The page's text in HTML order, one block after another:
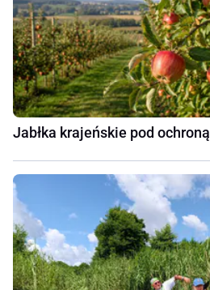
Jabłka krajeńskie pod